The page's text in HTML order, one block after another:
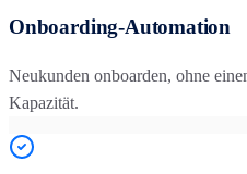
Onboarding-Automation
Neukunden onboarden, ohne
Kapazität.